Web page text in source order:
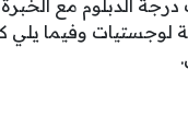
درجة الدبلوم مع
لوجستيات وفيما يلي